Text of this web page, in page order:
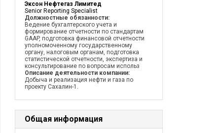
Эксон Нефтегаз Лимитед
Senior Reporting Specialist
Должностные обязанности:
Ведение бухгалтерского учета и
формирование отчетности по стандартам
GAAP, подготовка финансовой отчетности
уполномоченному государственному
органу, налоговым органам, подготовка
статистической отчетности, экспертиза и
консультирование по вопросам использ
Описание деятельности компании:
Добыча и реализация нефти и газа по
проекту Сахалин-1.
Общая информация